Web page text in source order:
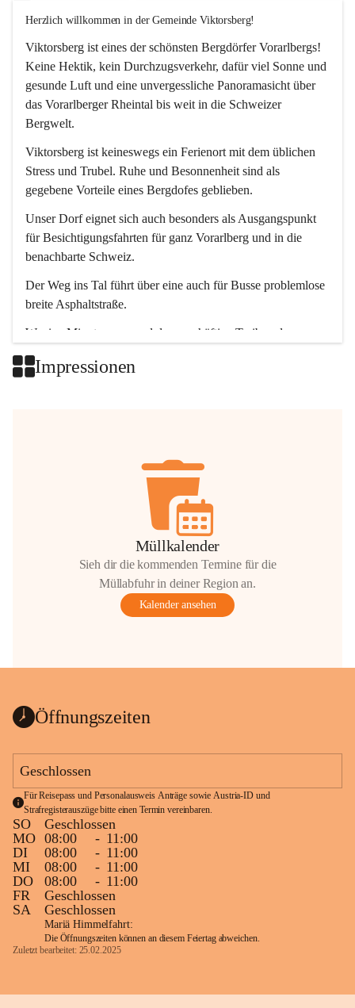
Herzlich willkommen in der Gemeinde Viktorsberg!
Viktorsberg ist eines der schönsten Bergdörfer Vorarlbergs!
Keine Hektik, kein Durchzugsverkehr, dafür viel Sonne und
gesunde Luft und eine unvergessliche Panoramasicht über
das Vorarlberger Rheintal bis weit in die Schweizer
Bergwelt.
Viktorsberg ist keineswegs ein Ferienort mit dem üblichen
Stress und Trubel. Ruhe und Besonnenheit sind als
gegebene Vorteile eines Bergdofes geblieben.
Unser Dorf eignet sich auch besonders als Ausgangspunkt
für Besichtigungsfahrten für ganz Vorarlberg und in die
benachbarte Schweiz.
Der Weg ins Tal führt über eine auch für Busse problemlose
breite Asphaltstraße.
Wenige Minuten nur, und das geschäftige Treiben der
Impressionen
Müllkalender
Sieh dir die kommenden Termine für die
Müllabfuhr in deiner Region an.
Kalender ansehen
Öffnungszeiten
Geschlossen
Für Reisepass und Personalausweis Anträge sowie Austria-ID und
Strafregisterauszüge bitte einen Termin vereinbaren.
SO
Geschlossen
MO 08:00 - 11:00
DI
08:00 - 11:00
MI
08:00 - 11:00
DO
08:00 - 11:00
FR
Geschlossen
SA
Geschlossen
Mariä Himmelfahrt:
Die Öffnungszeiten können an diesem Feiertag abweichen.
Zuletzt bearbeitet: 25.02.2025